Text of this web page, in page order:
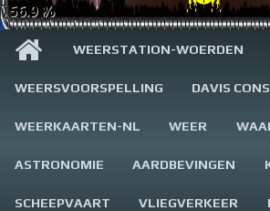
56.9 %
WEERSTATION-WOERDEN
WEERSVOORSPELLING DAVIS
WEERKAARTEN-NL WEER
ASTRONOMIE AARDBEVINGEN
SCHEEPVAART VLIEGVERKEER